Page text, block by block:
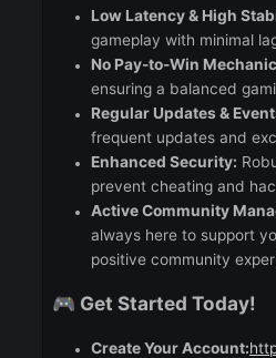
Master is disabled.
Limited items in
wings,Valkyries...]
farmings
Welcome Pack :
merchant
🌟 What Makes Us
Low Latency & High
No Pay-to-Win
ensuring a